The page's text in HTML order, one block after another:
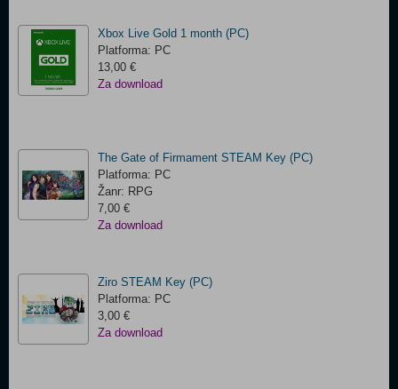
Xbox Live Gold 1 month (PC)
Platforma: PC
13,00 €
Za download
The Gate of Firmament STEAM Key (PC)
Platforma: PC
Žanr: RPG
7,00 €
Za download
Ziro STEAM Key (PC)
Platforma: PC
3,00 €
Za download